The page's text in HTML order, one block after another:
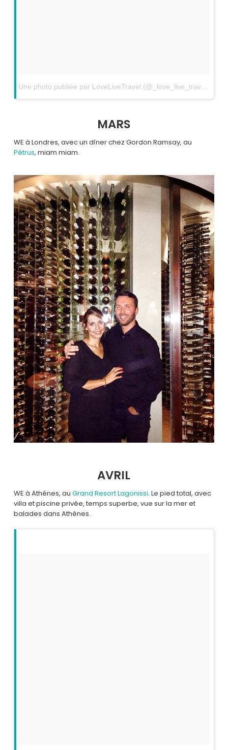
Une photo publiée par LoveLiveTravel (@_love_live_travel_)
MARS
WE à Londres, avec un dîner chez Gordon Ramsay, au
Pétrus, miam miam.
AVRIL
WE à Athénes, au Grand Resort Lagonissi. Le pied total, avec
villa et piscine privée, temps superbe, vue sur la mer et
balades dans Athènes.